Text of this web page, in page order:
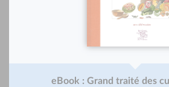
eBook : Grand traité des